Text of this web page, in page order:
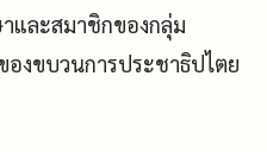
และสมาชิกของกลุ่ม
องขบวนการประชาธิปไตย